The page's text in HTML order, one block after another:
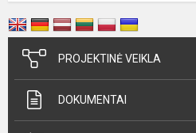
PROJEKTINĖ VEIKLA
DOKUMENTAI